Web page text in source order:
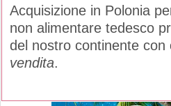
Acquisizione in Polonia
non alimentare tedesco
del nostro continente con
vendita.